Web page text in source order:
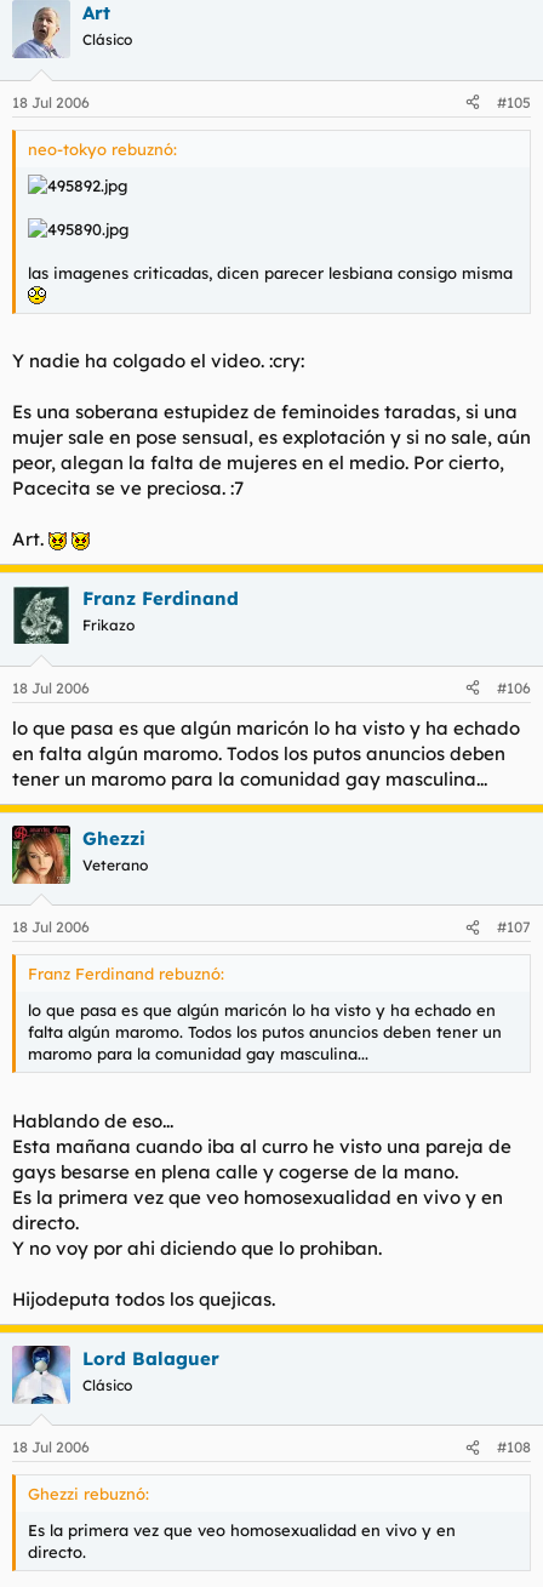
Art
Clásico
18 Jul 2006 #105
neo-tokyo rebuznó:
las imagenes criticadas, dicen parecer lesbiana consigo misma
Y nadie ha colgado el video. :cry:
Es una soberana estupidez de feminoides taradas, si una
mujer sale en pose sensual, es explotación y si no sale, aún
peor, alegan la falta de mujeres en el medio. Por cierto,
Pacecita se ve preciosa. :7
Art.
Franz Ferdinand
Frikazo
18 Jul 2006 #106
lo que pasa es que algún maricón lo ha visto y ha echado
en falta algún maromo. Todos los putos anuncios deben
tener un maromo para la comunidad gay masculina...
Ghezzi
Veterano
18 Jul 2006 #107
Franz Ferdinand rebuznó:
lo que pasa es que algún maricón lo ha visto y ha echado en
falta algún maromo. Todos los putos anuncios deben tener un
maromo para la comunidad gay masculina...
Hablando de eso...
Esta mañana cuando iba al curro he visto una pareja de
gays besarse en plena calle y cogerse de la mano.
Es la primera vez que veo homosexualidad en vivo y en
directo.
Y no voy por ahi diciendo que lo prohiban.
Hijodeputa todos los quejicas.
Lord Balaguer
Clásico
18 Jul 2006 #108
Ghezzi rebuznó:
Es la primera vez que veo homosexualidad en vivo y en
directo.